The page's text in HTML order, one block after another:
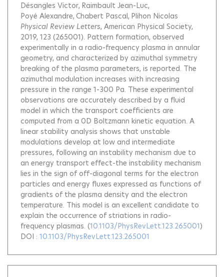
Désangles Victor Raimbault Jean-Luc
Poyé Alexandre Chabert Pascal Plihon Nicolas
Physical Review Letters, American Physical Society,
2019, 123 (265001). Pattern formation, observed
experimentally in a radio-frequency plasma in annular
geometry, and characterized by azimuthal symmetry
breaking of the plasma parameters, is reported. The
azimuthal modulation increases with increasing
pressure in the range 1-300 Pa. These experimental
observations are accurately described by a fluid
model in which the transport coefficients are
computed from a 0D Boltzmann kinetic equation. A
linear stability analysis shows that unstable
modulations develop at low and intermediate
pressures, following an instability mechanism due to
an energy transport effect-the instability mechanism
lies in the sign of off-diagonal terms for the electron
particles and energy fluxes expressed as functions of
gradients of the plasma density and the electron
temperature. This model is an excellent candidate to
explain the occurrence of striations in radio-
frequency plasmas. (10.1103/PhysRevLett.123.265001)
DOI : 10.1103/PhysRevLett.123.265001